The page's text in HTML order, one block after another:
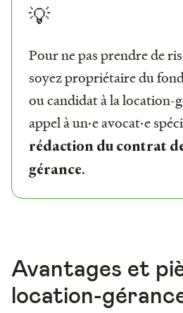
💡
Pour ne pas prendre de
soyez propriétaire du
ou candidat à la location-
appel à un·e avocat·e
rédaction du contrat
gérance.
Avantages et
location-